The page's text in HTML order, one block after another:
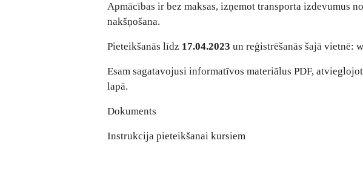
Apmācības ir bez maksas, izņemot transporta izdevumus
nakšņošana.
Pieteikšanās līdz 17.04.2023 un reģistrēšanās šajā vietnē:
Esam sagatavojusi informatīvos materiālus PDF,
lapā.
Dokuments
Instrukcija pieteikšanai kursiem